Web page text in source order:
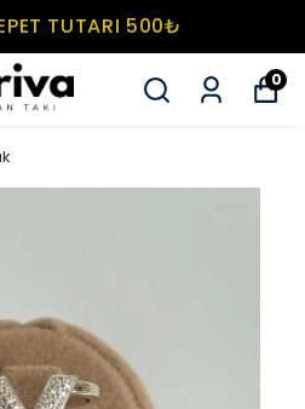
TUTARI 500₺
0